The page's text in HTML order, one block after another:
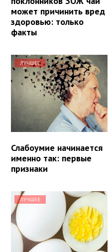
может причинить вред
здоровью: только
факты
ЛУЧШЕЕ
Слабоумие начинается
именно так: первые
признаки
ЛУЧШЕЕ